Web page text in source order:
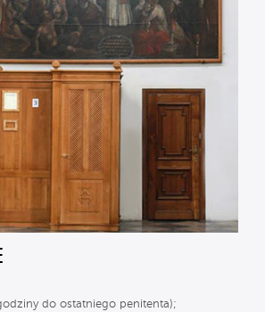
do ostatniego penitenta);